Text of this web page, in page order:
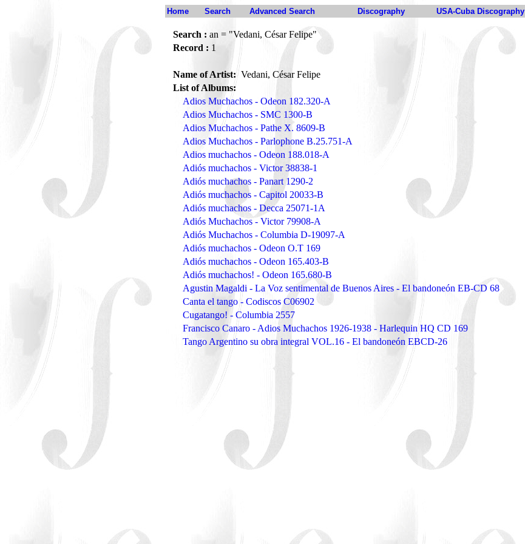
Home Search Advanced Search Discography USA-Cuba Discography
Search : an = "Vedani, César Felipe"
Record : 1
Name of Artist:Vedani, César Felipe
List of Albums:
Adios Muchachos - Odeon 182.320-A
Adios Muchachos - SMC 1300-B
Adios Muchachos - Pathe X. 8609-B
Adios Muchachos - Parlophone B.25.751-A
Adios muchachos - Odeon 188.018-A
Adiós muchachos - Victor 38838-1
Adiós muchachos - Panart 1290-2
Adiós muchachos - Capitol 20033-B
Adiós muchachos - Decca 25071-1A
Adiós Muchachos - Victor 79908-A
Adiós Muchachos - Columbia D-19097-A
Adiós muchachos - Odeon O.T 169
Adiós muchachos - Odeon 165.403-B
Adiós muchachos! - Odeon 165.680-B
Agustin Magaldi - La Voz sentimental de Buenos Aires - El bandoneón EB-CD 68
Canta el tango - Codiscos C06902
Cugatango! - Columbia 2557
Francisco Canaro - Adios Muchachos 1926-1938 - Harlequin HQ CD 169
Tango Argentino su obra integral VOL.16 - El bandoneón EBCD-26